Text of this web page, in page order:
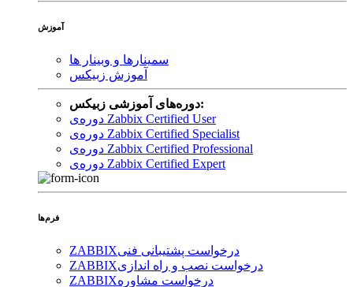
آموزش
سمینارها و وبینار ها
آموزش زبیکس
دوره‌های آموزشی زبیکس:
دوره‌ی Zabbix Certified User
دوره‌ی Zabbix Certified Specialist
دوره‌ی Zabbix Certified Professional
دوره‌ی Zabbix Certified Expert
فرم‌ها
ZABBIXدرخواست پشتیبانی فنی
ZABBIXدرخواست نصب و راه اندازی
ZABBIXدرخواست مشاوره